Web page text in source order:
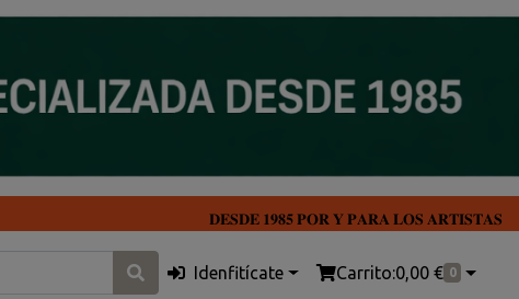
𝐃𝐄𝐒𝐃𝐄 𝟏𝟗𝟖𝟓 𝐏𝐎𝐑 𝐘 𝐏𝐀𝐑𝐀 𝐋𝐎𝐒 𝐀𝐑𝐓𝐈𝐒𝐓𝐀𝐒
Idenfitícate Carrito:0,00 € 0